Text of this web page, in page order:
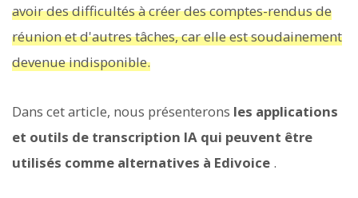
avoir des difficultés à créer des comptes-rendus de
réunion et d'autres tâches, car elle est soudainement
devenue indisponible.
Dans cet article, nous présenterons les applications
et outils de transcription IA qui peuvent être
utilisés comme alternatives à Edivoice .